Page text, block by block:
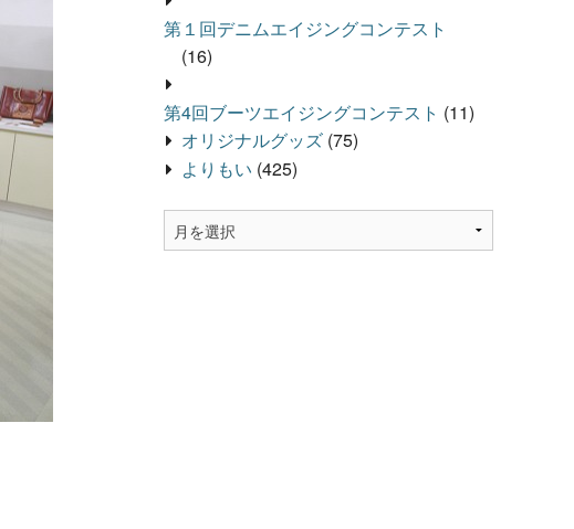
第１回デニムエイジングコンテスト
(16)
第4回ブーツエイジングコンテスト (11)
オリジナルグッズ (75)
よりもい (425)